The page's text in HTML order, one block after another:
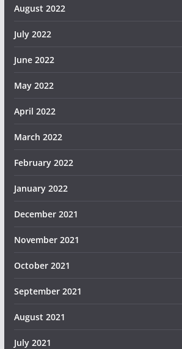
August 2022
July 2022
June 2022
May 2022
April 2022
March 2022
February 2022
January 2022
December 2021
November 2021
October 2021
September 2021
August 2021
July 2021